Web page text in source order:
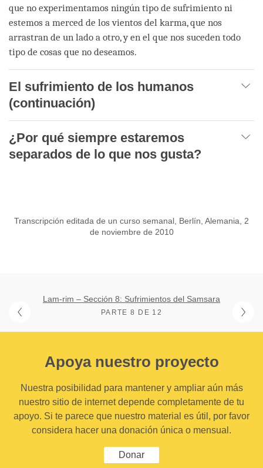
que no experimentamos ningún tipo de sufrimiento ni
estemos a merced de los vientos del karma, que nos
arrastran de un lado a otro, y en el que nos suceden todo
tipo de cosas que no deseamos.
El sufrimiento de los humanos
(continuación)
¿Por qué siempre estaremos
separados de lo que nos gusta?
Transcripción editada de un curso semanal, Berlín, Alemania, 2
de noviembre de 2010
Lam-rim – Sección 8: Sufrimientos del Samsara
PARTE 8 DE 12
Apoya nuestro proyecto
Nuestra posibilidad para mantener y ampliar aún más
nuestro sitio de internet depende completamente de tu
apoyo. Si te parece que nuestro material es útil, por favor
considera hacer una donación única o mensual.
Donar